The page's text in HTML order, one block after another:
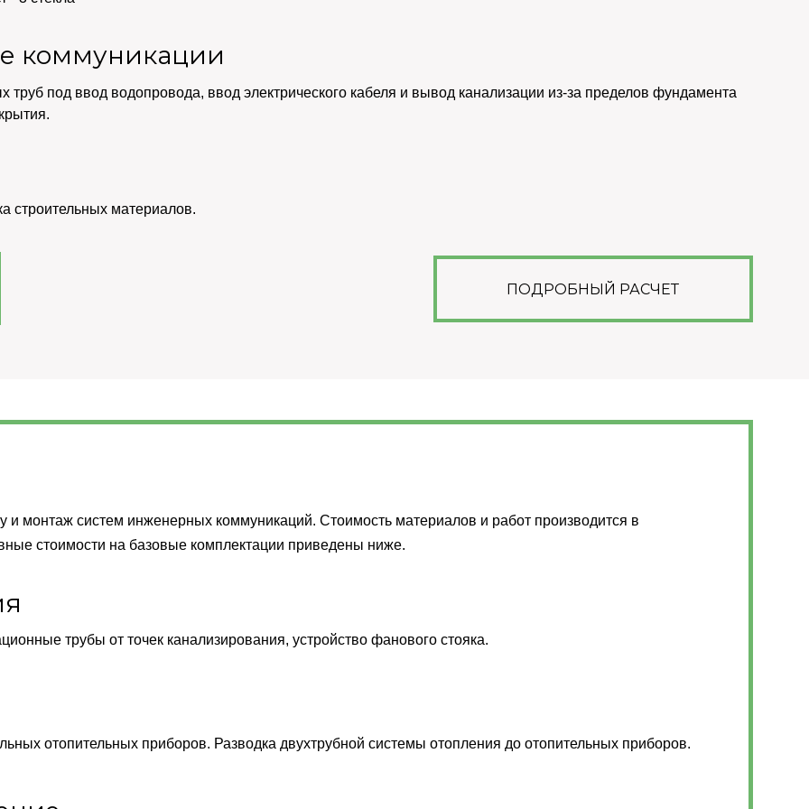
коммуникации
труб под ввод водопровода, ввод электрического кабеля и вывод канализации из-за пределов фундамента
строительных материалов.
ПОДРОБНЫЙ РАСЧЕТ
монтаж систем инженерных коммуникаций. Стоимость материалов и работ производится в
стоимости на базовые комплектации приведены ниже.
трубы от точек канализирования, устройство фанового стояка.
отопительных приборов. Разводка двухтрубной системы отопления до отопительных приборов.